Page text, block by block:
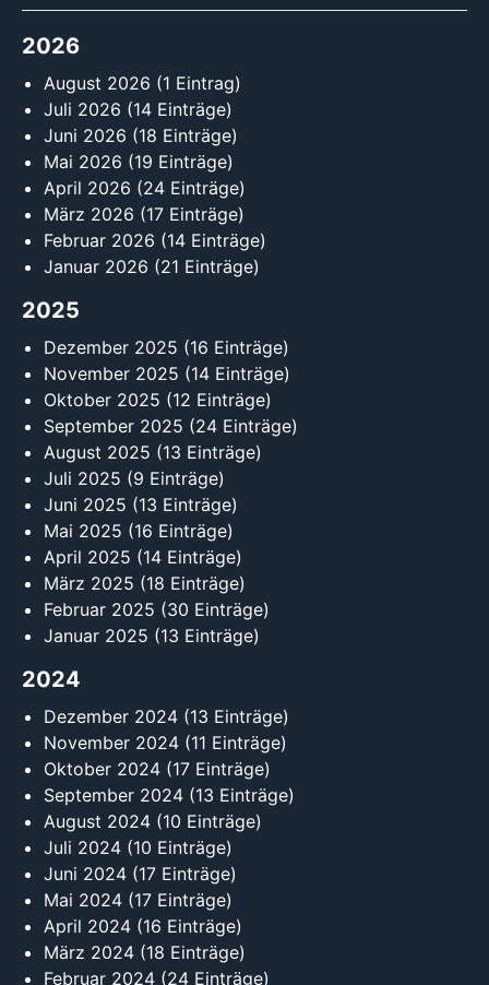
2026
August 2026 (1 Eintrag)
Juli 2026 (14 Einträge)
Juni 2026 (18 Einträge)
Mai 2026 (19 Einträge)
April 2026 (24 Einträge)
März 2026 (17 Einträge)
Februar 2026 (14 Einträge)
Januar 2026 (21 Einträge)
2025
Dezember 2025 (16 Einträge)
November 2025 (14 Einträge)
Oktober 2025 (12 Einträge)
September 2025 (24 Einträge)
August 2025 (13 Einträge)
Juli 2025 (9 Einträge)
Juni 2025 (13 Einträge)
Mai 2025 (16 Einträge)
April 2025 (14 Einträge)
März 2025 (18 Einträge)
Februar 2025 (30 Einträge)
Januar 2025 (13 Einträge)
2024
Dezember 2024 (13 Einträge)
November 2024 (11 Einträge)
Oktober 2024 (17 Einträge)
September 2024 (13 Einträge)
August 2024 (10 Einträge)
Juli 2024 (10 Einträge)
Juni 2024 (17 Einträge)
Mai 2024 (17 Einträge)
April 2024 (16 Einträge)
März 2024 (18 Einträge)
Februar 2024 (24 Einträge)